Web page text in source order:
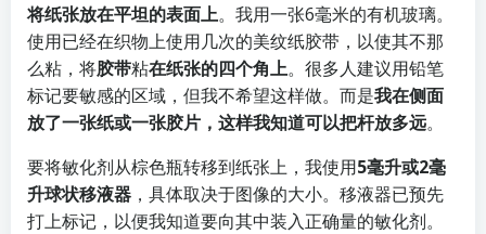
将纸张放在平坦的表面上。我用一张6毫米的有机玻璃。
使用已经在织物上使用几次的美纹纸胶带，以使其不那
么粘，将胶带粘在纸张的四个角上。很多人建议用铅笔
标记要敏感的区域，但我不希望这样做。而是我在侧面
放了一张纸或一张胶片，这样我知道可以把杆放多远。
要将敏化剂从棕色瓶转移到纸张上，我使用5毫升或2毫
升球状移液器 ，具体取决于图像的大小。移液器已预先
打上标记，以便我知道要向其中装入正确量的敏化剂。